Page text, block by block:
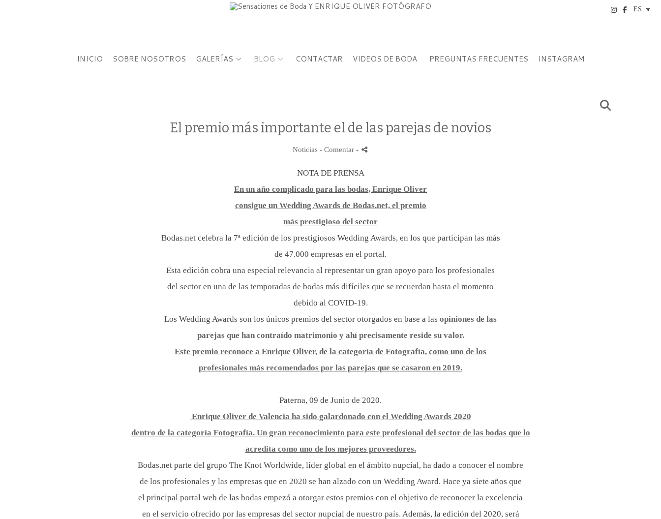
INICIO SOBRE NOSOTROS GALERÍAS BLOG CONTACTAR VIDEOS DE BODA PREGUNTAS FRECUENTES INSTAGRAM
El premio más importante el de las parejas de novios
Noticias - Comentar -
NOTA DE PRENSA
En un año complicado para las bodas, Enrique Oliver
consigue un Wedding Awards de Bodas.net, el premio
más prestigioso del sector
Bodas.net celebra la 7ª edición de los prestigiosos Wedding Awards, en los que participan las más
de 47.000 empresas en el portal.
Esta edición cobra una especial relevancia al representar un gran apoyo para los profesionales
del sector en una de las temporadas de bodas más difíciles que se recuerdan hasta el momento
debido al COVID-19.
Los Wedding Awards son los únicos premios del sector otorgados en base a las opiniones de las
parejas que han contraído matrimonio y ahí precisamente reside su valor.
Este premio reconoce a Enrique Oliver, de la categoría de Fotografía, como uno de los
profesionales más recomendados por las parejas que se casaron en 2019.
Paterna, 09 de Junio de 2020.
Enrique Oliver de Valencia ha sido galardonado con el Wedding Awards 2020
dentro de la categoría Fotografía. Un gran reconocimiento para este profesional del sector de las bodas que lo
acredita como uno de los mejores proveedores.
Bodas.net parte del grupo The Knot Worldwide, líder global en el ámbito nupcial, ha dado a conocer el nombre
de los profesionales y las empresas que en 2020 se han alzado con un Wedding Award. Hace ya siete años que
el principal portal web de las bodas empezó a otorgar estos premios con el objetivo de reconocer la excelencia
en el servicio ofrecido por las empresas del sector nupcial de nuestro país. Además, la edición del 2020, será